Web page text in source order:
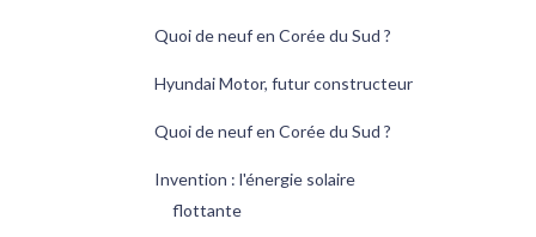
Quoi de neuf en Corée du Sud ?
Hyundai Motor, futur constructeur
Quoi de neuf en Corée du Sud ?
Invention : l'énergie solaire
flottante